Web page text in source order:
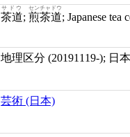
茶道
サドウ
; 煎茶道
センチャドウ
; Japanese tea
地理区分 (20191119-); 日
芸術 (日本)